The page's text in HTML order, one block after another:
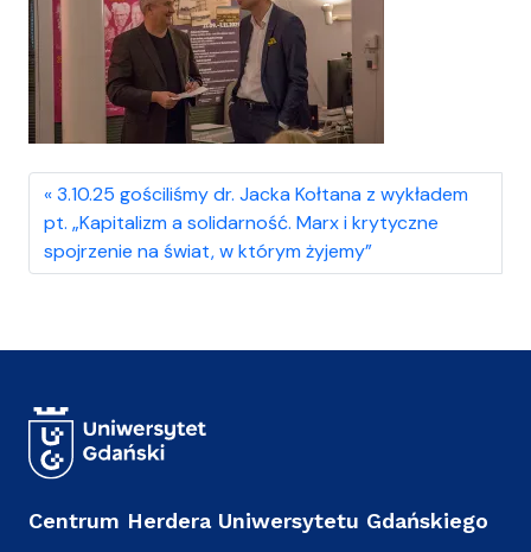
3.10.25 gościliśmy dr. Jacka Kołtana z wykładem
pt. „Kapitalizm a solidarność. Marx i krytyczne
spojrzenie na świat, w którym żyjemy”
Centrum Herdera Uniwersytetu Gdańskiego